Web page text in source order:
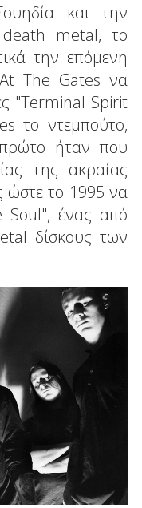
και την
metal, το
την επόμενη
The Gates να
"Terminal Spirit
το ντεμπούτο,
ήταν που
της ακραίας
ώστε το 1995 να
Soul", ένας από
δίσκους των